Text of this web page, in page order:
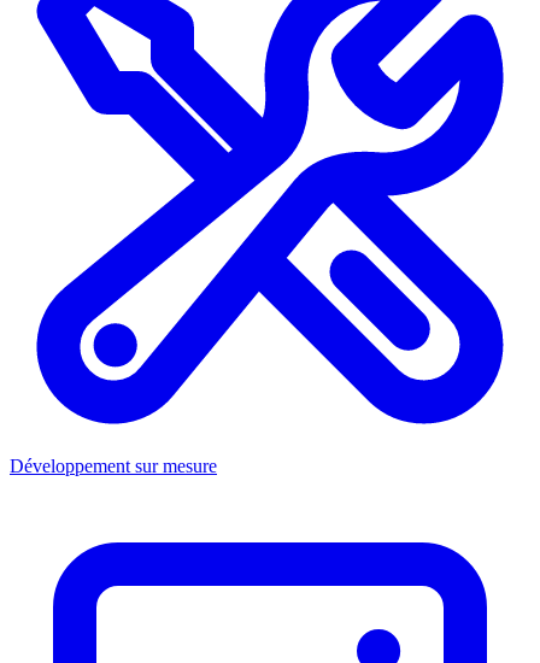
Développement sur mesure